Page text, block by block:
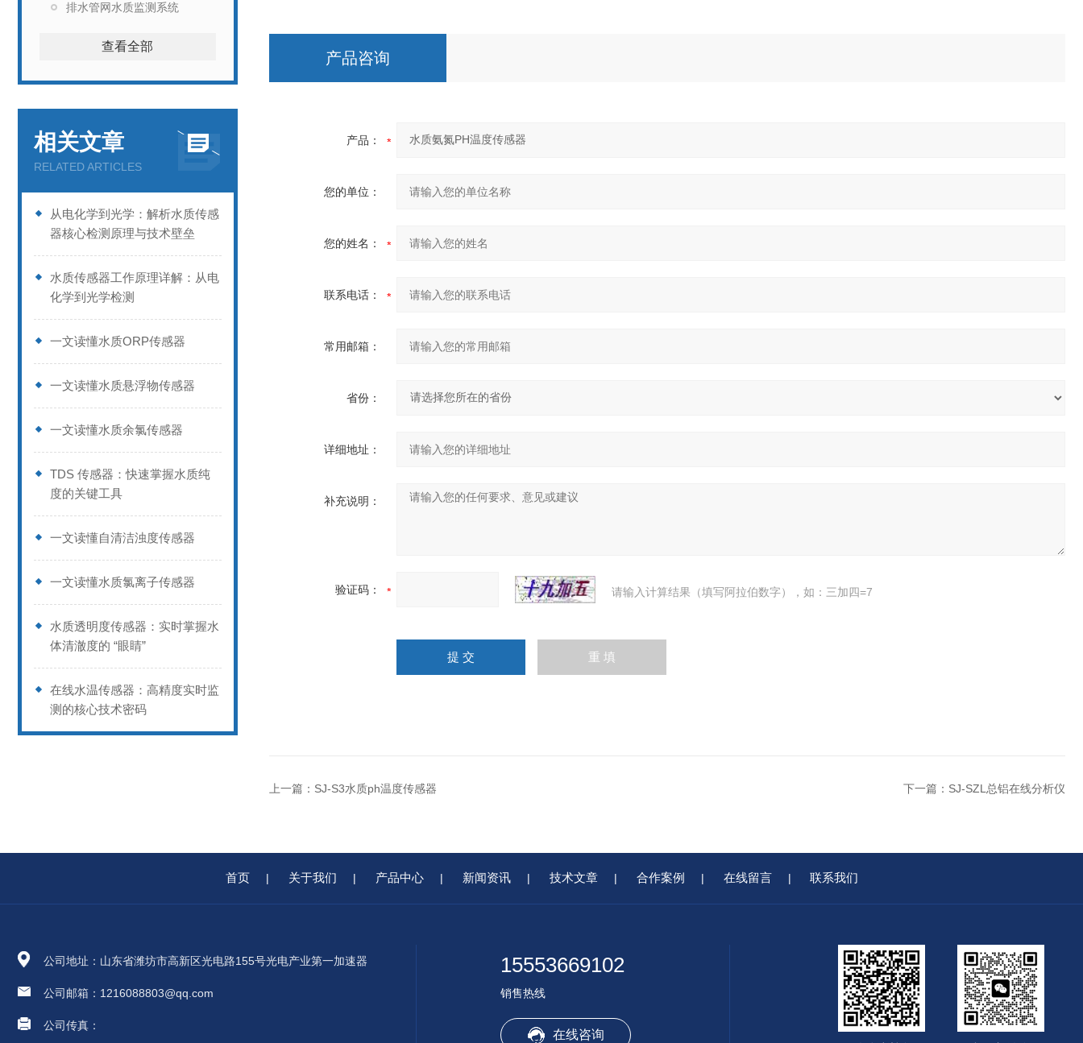
排水管网水质监测系统
查看全部
相关文章
RELATED ARTICLES
从电化学到光学：解析水质传感
器核心检测原理与技术壁垒
水质传感器工作原理详解：从电
化学到光学检测
一文读懂水质ORP传感器
一文读懂水质悬浮物传感器
一文读懂水质余氯传感器
TDS 传感器：快速掌握水质纯
度的关键工具
一文读懂自清洁浊度传感器
一文读懂水质氯离子传感器
水质透明度传感器：实时掌握水
体清澈度的 “眼睛”
在线水温传感器：高精度实时监
测的核心技术密码
产品咨询
产品：
您的单位：
您的姓名：
联系电话：
常用邮箱：
省份：
详细地址：
补充说明：
验证码： 请输入计算结果（填写阿拉伯数字），如：三加四=7
上一篇： SJ-S3水质ph温度传感器 下一篇： SJ-SZL总铝在线分析仪
首页 | 关于我们 | 产品中心 | 新闻资讯 | 技术文章 | 合作案例 | 在线留言 | 联系我们
公司地址：山东省潍坊市高新区光电路155号光电产业第一加速器
公司邮箱：1216088803@qq.com
公司传真：
15553669102
销售热线
在线咨询